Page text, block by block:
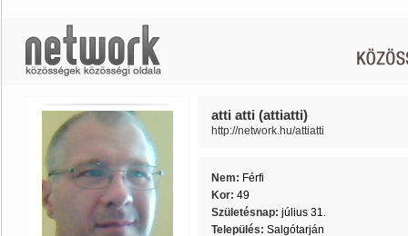
atti atti (attiatti)
http://network.hu/attiatti
Nem: Férfi
Kor: 49
Születésnap: július 31.
Település: Salgótarján